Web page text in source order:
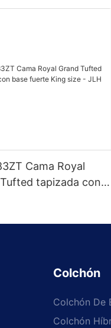
Cama Royal
tapizada con
Colchón
Colchón De
Colchón